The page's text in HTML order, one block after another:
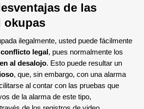
de las
okupas
ilegalmente, usted puede fácilmente
conflicto legal , pues normalmente los
al desalojo. Esto puede resultar un
, que, sin embargo, con una alarma
al contar con las pruebas que
de la alarma de este tipo,